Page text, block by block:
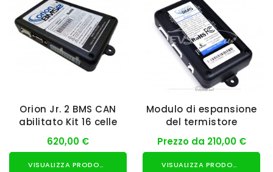
Orion Jr. 2 BMS CAN
abilitato Kit 16 celle
620,00 €
VISUALIZZA PRODOTTO
Modulo di espansione
del termistore
Prezzo da 210,00 €
VISUALIZZA PRODOTTO